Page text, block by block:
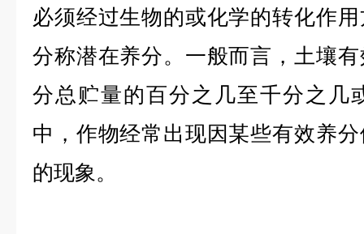
必须经过生物的或化学的转化作
分称潜在养分。一般而言，土壤
分总贮量的百分之几至千分之几
中，作物经常出现因某些有效养
的现象。